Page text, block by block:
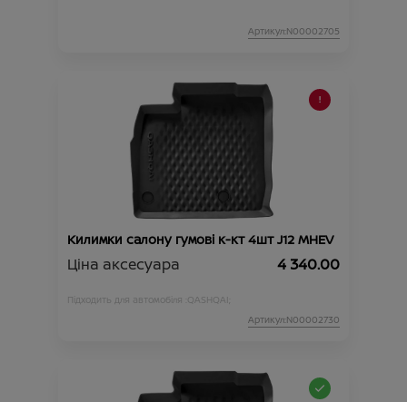
Артикул:N00002705
Килимки салону гумові к-кт 4шт J12 MHEV
Ціна аксесуара 4 340.00
Підходить для автомобіля : QASHQAI;
Артикул:N00002730